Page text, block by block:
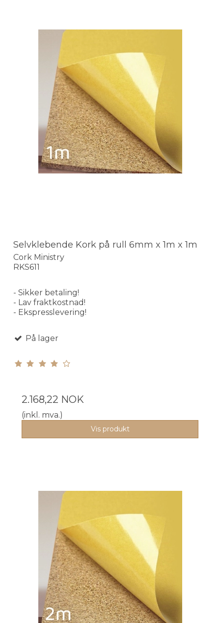
Selvklebende Kork på rull 6mm x 1m x 1m
Cork Ministry
RKS611
- Sikker betaling!
- Lav fraktkostnad!
- Ekspresslevering!
På lager
2.168,22 NOK
(inkl. mva.)
Vis produkt